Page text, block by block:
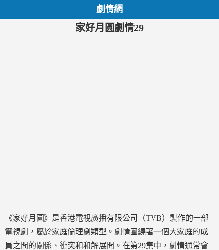
劇情網
家好月圓劇情29
《家好月圓》是香港電視廣播有限公司（TVB）製作的一部
電視劇，屬於家庭倫理劇類型。劇情圍繞著一個大家庭的成
員之間的關係、衝突和和解展開。在第29集中，劇情通常會